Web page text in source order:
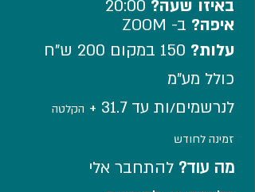
באיזו שעה?
20:00
איפה? ב- ZOOM
עלות?
ש"ח
כולל מע"מ
לנרשמים/ות עד 31.7 +
הקלטה
זמינה לחודש
מה עוד? להתחבר אלי